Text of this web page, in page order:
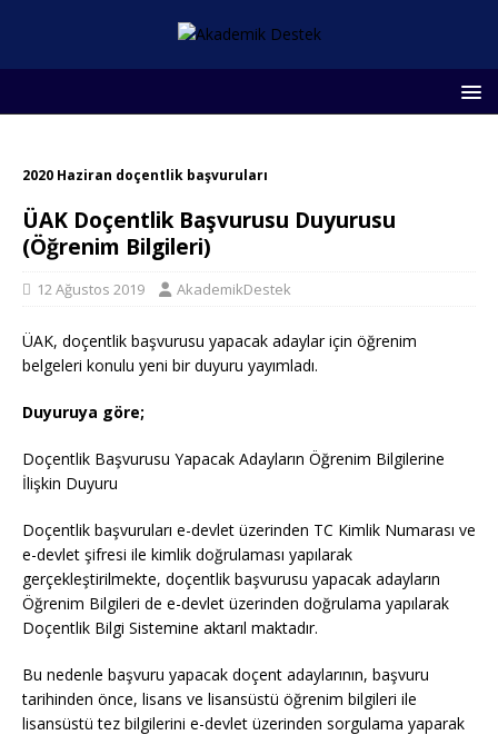
2020 Haziran doçentlik başvuruları
ÜAK Doçentlik Başvurusu Duyurusu
(Öğrenim Bilgileri)
12 Ağustos 2019 AkademikDestek
ÜAK, doçentlik başvurusu yapacak adaylar için öğrenim
belgeleri konulu yeni bir duyuru yayımladı.
Duyuruya göre;
Doçentlik Başvurusu Yapacak Adayların Öğrenim Bilgilerine
İlişkin Duyuru
Doçentlik başvuruları e-devlet üzerinden TC Kimlik Numarası ve
e-devlet şifresi ile kimlik doğrulaması yapılarak
gerçekleştirilmekte, doçentlik başvurusu yapacak adayların
Öğrenim Bilgileri de e-devlet üzerinden doğrulama yapılarak
Doçentlik Bilgi Sistemine aktarıl maktadır.
Bu nedenle başvuru yapacak doçent adaylarının, başvuru
tarihinden önce, lisans ve lisansüstü öğrenim bilgileri ile
lisansüstü tez bilgilerini e-devlet üzerinden sorgulama yaparak